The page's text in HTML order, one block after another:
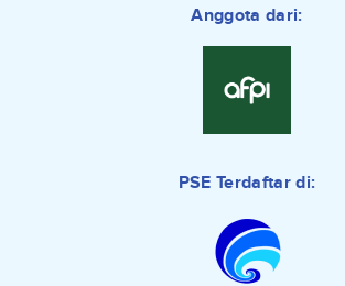
Anggota dari:
PSE Terdaftar di: